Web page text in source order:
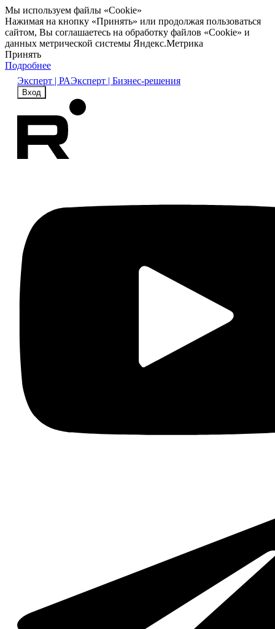
Мы используем файлы «Cookie»
Нажимая на кнопку «Принять» или продолжая пользоваться
сайтом, Вы соглашаетесь на обработку файлов «Cookie» и
данных метрической системы Яндекс.Метрика
Принять
Подробнее
Эксперт | РАЭксперт | Бизнес-решения
Вход